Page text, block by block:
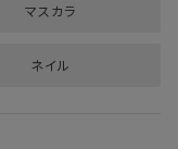
マスカラ
ネイル